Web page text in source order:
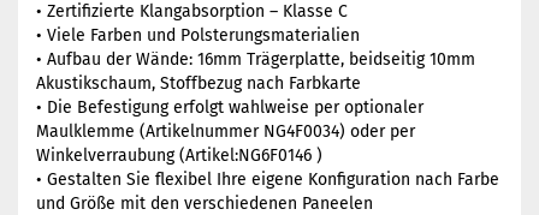
• Zertifizierte Klangabsorption – Klasse C
• Viele Farben und Polsterungsmaterialien
• Aufbau der Wände: 16mm Trägerplatte, beidseitig 10mm
Akustikschaum, Stoffbezug nach Farbkarte
• Die Befestigung erfolgt wahlweise per optionaler
Maulklemme (Artikelnummer NG4F0034) oder per
Winkelverraubung (Artikel:NG6F0146 )
• Gestalten Sie flexibel Ihre eigene Konfiguration nach Farbe
und Größe mit den verschiedenen Paneelen